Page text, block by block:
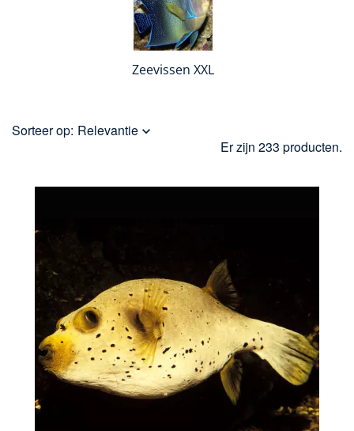
Zeevissen XXL
Sorteer op: Relevantie 
Er zijn 233 producten.